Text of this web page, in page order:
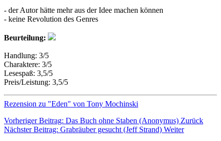
- der Autor hätte mehr aus der Idee machen können
- keine Revolution des Genres
Beurteilung:
Handlung: 3/5
Charaktere: 3/5
Lesespaß: 3,5/5
Preis/Leistung: 3,5/5
Rezension zu "Eden" von Tony Mochinski
Vorheriger Beitrag: Das Buch ohne Staben (Anonymus) Zurück
Nächster Beitrag: Grabräuber gesucht (Jeff Strand) Weiter